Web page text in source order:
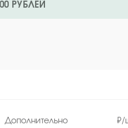
РУБЛЕЙ
Дополнительно ₽/